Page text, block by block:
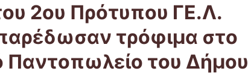
2ου Πρότυπου ΓΕ.Λ.
τρόφιμα στο
Παντοπωλείο του Δήμου